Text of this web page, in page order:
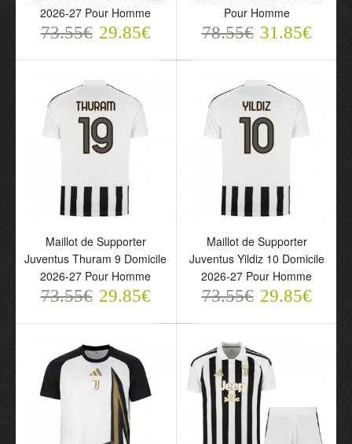
2026-27 Pour Homme
73.55€ 29.85€
Pour Homme
78.55€ 31.85€
Maillot de Supporter
Juventus Thuram 9 Domicile
2026-27 Pour Homme
73.55€ 29.85€
Maillot de Supporter
Juventus Yildiz 10 Domicile
2026-27 Pour Homme
73.55€ 29.85€